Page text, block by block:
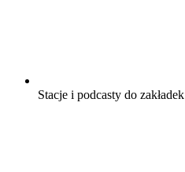
Stacje i podcasty do zakładek